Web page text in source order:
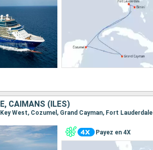
CAÏMANS (ÎLES)
West, Cozumel, Grand Cayman, Fort Lauderdale
Payez en 4X